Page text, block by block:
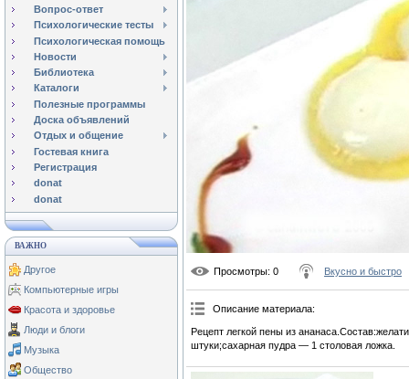
Вопрос-ответ
Психологические тесты
Психологическая помощь
Новости
Библиотека
Каталоги
Полезные программы
Доска объявлений
Отдых и общение
Гостевая книга
Регистрация
donat
donat
ВАЖНО
Другое
Компьютерные игры
Красота и здоровье
Люди и блоги
Музыка
Общество
Просмотры: 0 Вкусно и быстро
Описание материала:
Рецепт легкой пены из
штуки;сахарная пудра — 1 столовая ложка.